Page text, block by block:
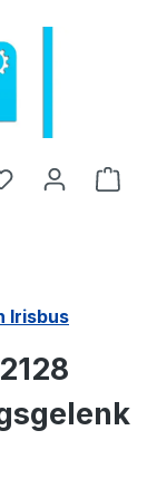
Hai 0 articoliIl
Irisbus